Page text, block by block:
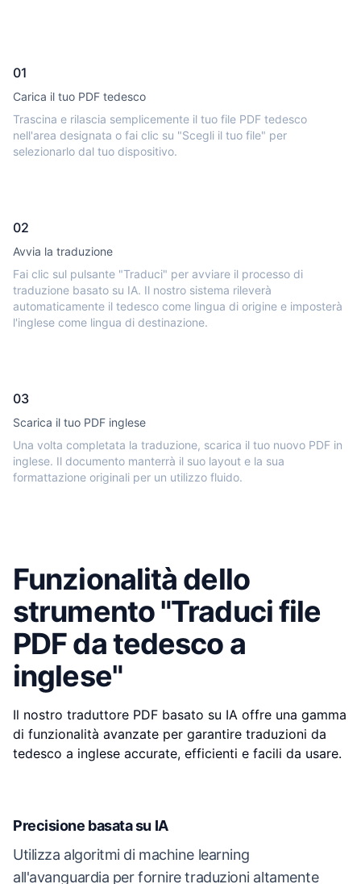
01
Carica il tuo PDF tedesco
Trascina e rilascia semplicemente il tuo file PDF tedesco
nell'area designata o fai clic su "Scegli il tuo file" per
selezionarlo dal tuo dispositivo.
02
Avvia la traduzione
Fai clic sul pulsante "Traduci" per avviare il processo di
traduzione basato su IA. Il nostro sistema rileverà
automaticamente il tedesco come lingua di origine e imposterà
l'inglese come lingua di destinazione.
03
Scarica il tuo PDF inglese
Una volta completata la traduzione, scarica il tuo nuovo PDF in
inglese. Il documento manterrà il suo layout e la sua
formattazione originali per un utilizzo fluido.
Funzionalità dello
strumento "Traduci file
PDF da tedesco a
inglese"
Il nostro traduttore PDF basato su IA offre una gamma
di funzionalità avanzate per garantire traduzioni da
tedesco a inglese accurate, efficienti e facili da usare.
Precisione basata su IA
Utilizza algoritmi di machine learning
all'avanguardia per fornire traduzioni altamente